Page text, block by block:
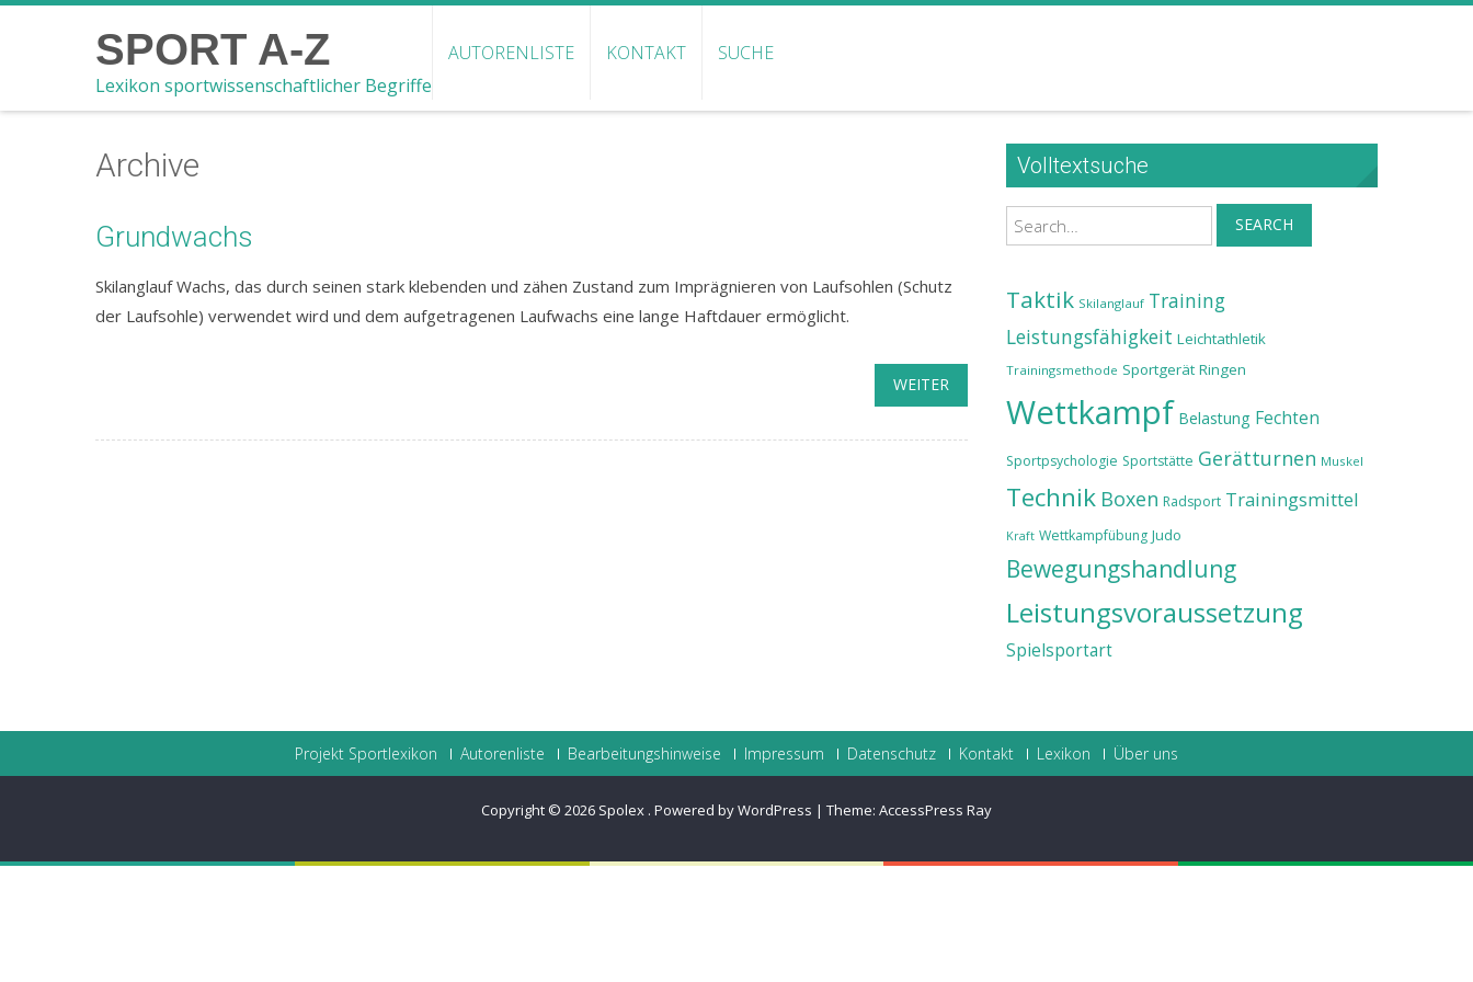
SPORT A-Z
Lexikon sportwissenschaftlicher Begriffe
AUTORENLISTE KONTAKT SUCHE
Archive
Grundwachs
Skilanglauf Wachs, das durch seinen stark klebenden und zähen Zustand zum Imprägnieren von Laufsohlen (Schutz
der Laufsohle) verwendet wird und dem aufgetragenen Laufwachs eine lange Haftdauer ermöglicht.
WEITER
Volltextsuche
Search SEARCH
Taktik Skilanglauf Training
Leistungsfähigkeit Leichtathletik
Trainingsmethode Sportgerät Ringen
Wettkampf Belastung Fechten
Sportpsychologie Sportstätte Gerätturnen Muskel
Technik Boxen Radsport Trainingsmittel
Kraft Wettkampfübung Judo
Bewegungshandlung
Leistungsvoraussetzung
Spielsportart
Projekt Sportlexikon Autorenliste Bearbeitungshinweise Impressum Datenschutz Kontakt Lexikon Über uns
Copyright © 2026 Spolex . Powered by WordPress | Theme: AccessPress Ray